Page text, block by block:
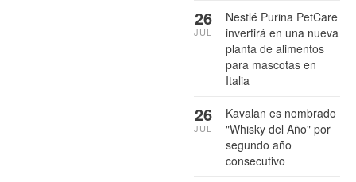
Nestlé Purina PetCare
invertirá en una nueva
planta de alimentos
para mascotas en
Italia
26
JUL
Kavalan es nombrado
"Whisky del Año" por
segundo año
consecutivo
26
JUL